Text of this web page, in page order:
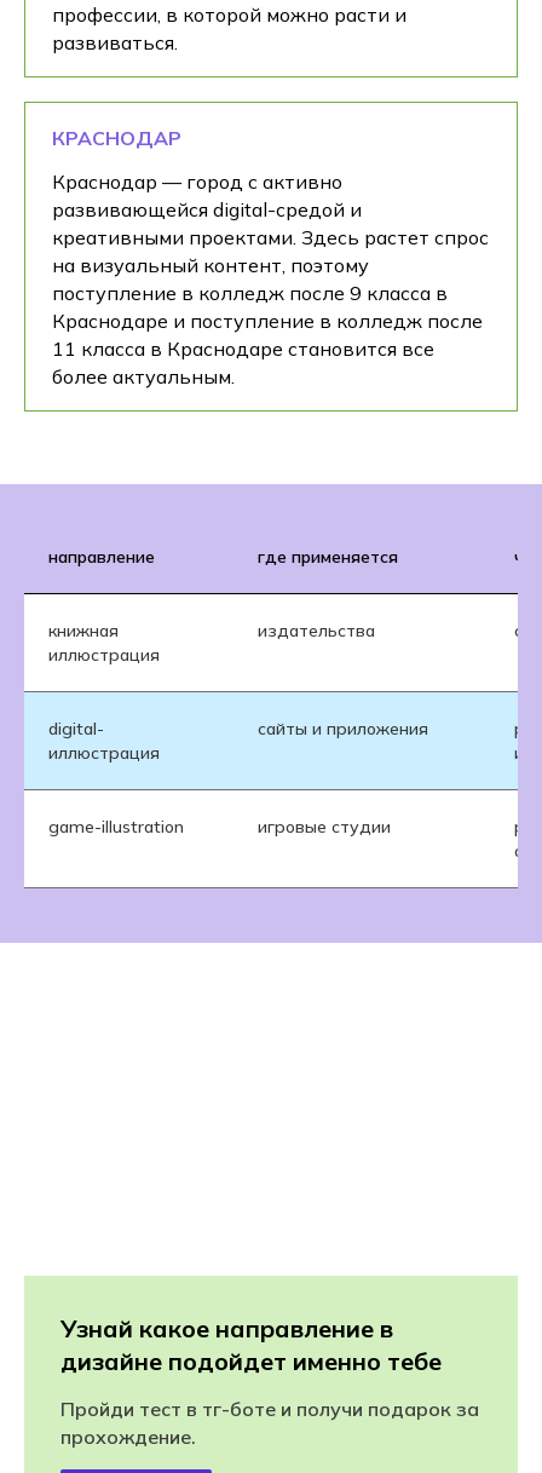
профессии, в которой можно расти и
развиваться.
КРАСНОДАР
Краснодар — город с активно
развивающейся digital-средой и
креативными проектами. Здесь растет спрос
на визуальный контент, поэтому
поступление в колледж после 9 класса в
Краснодаре и поступление в колледж после
11 класса в Краснодаре становится все
более актуальным.
направление где применяется
книжная
иллюстрация
издательства
digital-
иллюстрация
сайты и приложения
game-illustration игровые студии
Узнай какое направление в
дизайне подойдет именно тебе
Пройди тест в тг-боте и получи подарок за
прохождение.